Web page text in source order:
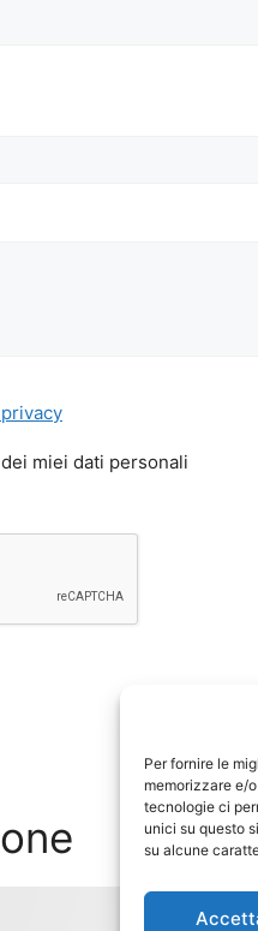
Per fornire le
memorizzare e/
tecnologie ci
unici su questo
su alcune
miei dati personali